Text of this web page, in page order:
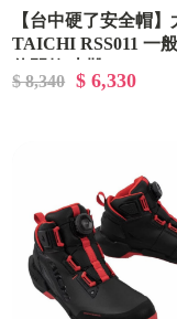
【台中硬了安全帽】
TAICHI RSS011 一
$ 8,340 $ 6,330